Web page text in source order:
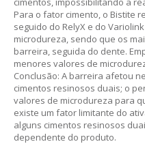
Para o fator cimento, o Bistite
seguido do RelyX e do
microdureza, sendo que os
barreira, seguida do dente.
menores valores de
Conclusão: A barreira afetou
cimentos resinosos duais; o
valores de microdureza para
existe um fator limitante do
alguns cimentos resinosos
dependente do produto.